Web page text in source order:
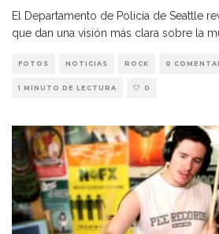
El Departamento de Policía de Seattle
que dan una visión más clara sobre la
FOTOS NOTICIAS ROCK 0
1 MINUTO DE LECTURA 0